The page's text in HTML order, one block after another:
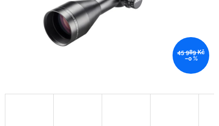
45 989 Kč
–0 %